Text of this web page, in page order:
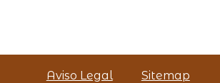
Aviso Legal Sitemap